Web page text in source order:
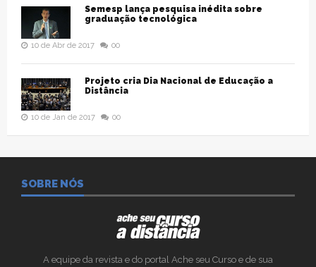
Semesp lança pesquisa inédita sobre
graduação tecnológica
10 de Abr de 2017 00
Projeto cria Dia Nacional de Educação a
Distância
10 de Jan de 2017 00
SOBRE NÓS
A equipe da revista e do portal Ache seu Curso e de sua